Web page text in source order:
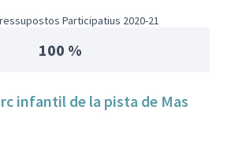
Participatius 2020-21
100 %
infantil de la pista de Mas